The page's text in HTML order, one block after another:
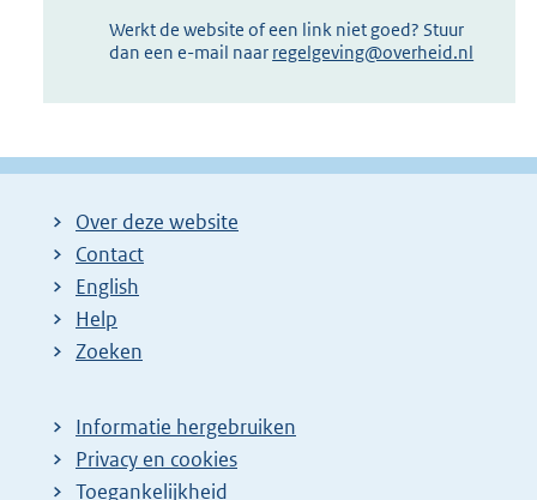
Werkt de website of een link niet goed? Stuur
dan een e-mail naar regelgeving@overheid.nl
Over deze website
Contact
English
Help
Zoeken
Informatie hergebruiken
Privacy en cookies
Toegankelijkheid